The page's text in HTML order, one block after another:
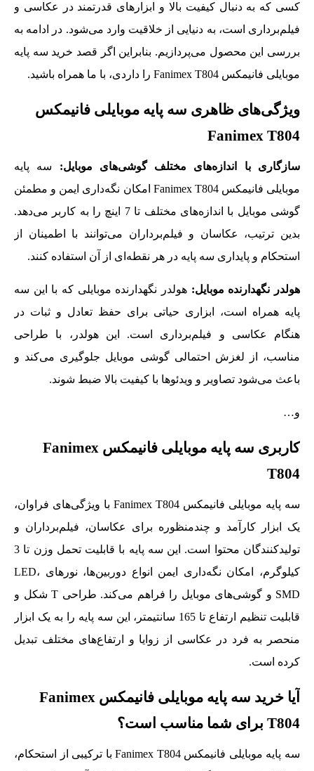
کسی که به دنبال کیفیت بالا و ابزارهای قدرتمند در عکاسی و
فیلم‌برداری است، به دنیایی از خلاقیت وارد می‌شود. در ادامه به
بررسی این محصول می‌پردازیم. بنابراین اگر قصد خرید سه پایه
موبایلی فانیمکس Fanimex T804 را داردی، با ما همراه باشید.
ویژگی‌های ظاهری سه پایه موبایلی فانیمکس
Fanimex T804
سازگاری با اندازه‌های مختلف گوشی‌های موبایل: سه پایه
موبایلی فانیمکس Fanimex T804 امکان نگه‌داری ایمن و مطمئن
گوشی موبایل با اندازه‌های مختلف تا 7 اینچ را به کاربر می‌دهد.
بدین ترتیب، عکاسان و فیلم‌برداران می‌توانند با اطمینان از
استحکام و پایداری سه پایه در هر نقطه‌ای از آن استفاده کنند.
هولدر نگهدارنده موبایل: هولدر نگهدارنده موبایلی که با این سه
پایه همراه است، ابزاری حیاتی برای حفظ تعادل و ثبات در
هنگام عکاسی و فیلم‌برداری است. این هولدر، با طراحی
مناسب، از لغزش احتمالی گوشی موبایل جلوگیری می‌کند و
باعث می‌شود تصاویر و ویدئوها با کیفیت بالا ضبط شوند.
و…
کاربری سه پایه موبایلی فانیمکس Fanimex
T804
سه پایه موبایلی فانیمکس Fanimex T804 با ویژگی‌های فراوان،
یک ابزار کارآمد و چندمنظوره برای عکاسان، فیلم‌برداران و
تولیدکنندگان محتوا است. این سه پایه با قابلیت تحمل وزن تا 3
کیلوگرم، امکان نگه‌داری ایمن انواع دوربین‌ها، نورهای LED،
SMD و گوشی‌های موبایل را فراهم می‌کند. طراحی T شکل و
قابلیت تنظیم ارتفاع تا 165 سانتیمتر، این سه پایه را به یک ابزار
منحصر به فرد در عکاسی از زوایا و ارتفاع‌های مختلف تبدیل
کرده است.
آیا خرید سه پایه موبایلی فانیمکس Fanimex
T804 برای شما مناسب است؟
سه پایه موبایلی فانیمکس Fanimex T804 با ترکیبی از استحکام،